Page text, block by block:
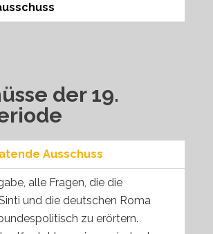
der 19.
Ausschuss
alle Fragen, die die
und die deutschen Roma
zu erörtern.